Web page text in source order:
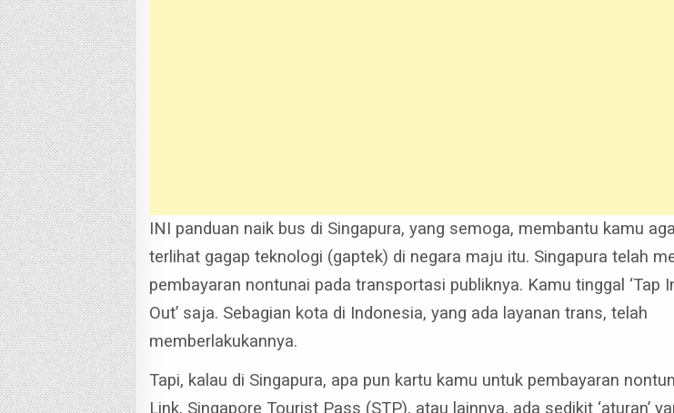
INI panduan naik bus di Singapura, yang semoga, membantu kamu
terlihat gagap teknologi (gaptek) di negara maju itu. Singapura telah
pembayaran nontunai pada transportasi publiknya. Kamu tinggal ‘Tap
Out’ saja. Sebagian kota di Indonesia, yang ada layanan trans, telah
memberlakukannya.
Tapi, kalau di Singapura, apa pun kartu kamu untuk pembayaran
Link, Singapore Tourist Pass (STP), atau lainnya, ada sedikit ‘aturan’